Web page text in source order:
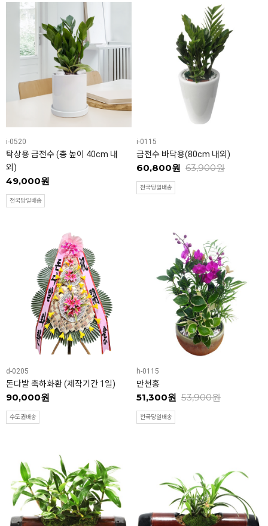
i-0520
탁상용 금전수 (총 높이 40cm 내
외)
49,000원
전국당일배송
i-0115
금전수 바닥용(80cm 내외)
60,800원 63,900원
전국당일배송
d-0205
돈다발 축하화환 (제작기간 1일)
90,000원
수도권배송
h-0115
만천홍
51,300원 53,900원
전국당일배송